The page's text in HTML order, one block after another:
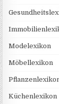
Modelexikon
Möbellexikon
Küchenlexikon